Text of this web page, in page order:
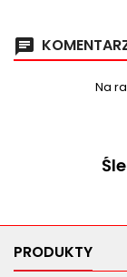
chat
Na
PRODUKTY